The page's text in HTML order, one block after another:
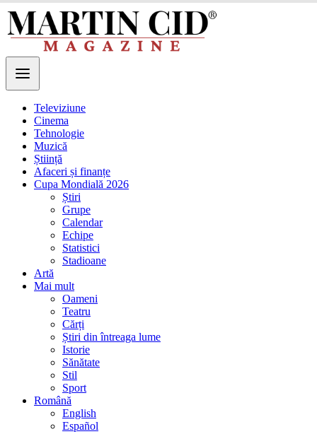
Televiziune
Cinema
Tehnologie
Muzică
Știință
Afaceri și finanțe
Cupa Mondială 2026
Știri
Grupe
Calendar
Echipe
Statistici
Stadioane
Artă
Mai mult
Oameni
Teatru
Cărți
Știri din întreaga lume
Istorie
Sănătate
Stil
Sport
Română
English
Español